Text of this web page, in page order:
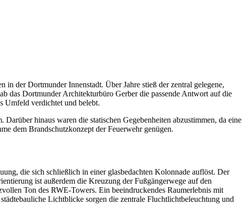
in der Dortmunder Innenstadt. Über Jahre stieß der zentral gelegene,
das Dortmunder Architekturbüro Gerber die passende Antwort auf die
Umfeld verdichtet und belebt.
hinaus waren die statischen Gegebenheiten abzustimmen, da eine
dem Brandschutzkonzept der Feuerwehr genügen.
die sich schließlich in einer glasbedachten Kolonnade auflöst. Der
ist außerdem die Kreuzung der Fußgängerwege auf den
Ton des RWE-Towers. Ein beeindruckendes Raumerlebnis mit
Lichtblicke sorgen die zentrale Fluchtlichtbeleuchtung und